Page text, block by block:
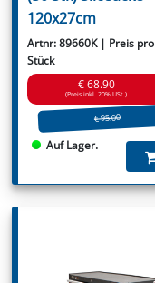
120x27cm
Artnr: 89660K | Preis pro
Stück
€ 68.90
(Preis inkl. 20% USt.)
€ 95.00
Auf Lager.